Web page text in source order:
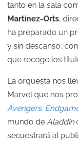
tanto en la sala
Martínez-Orts,
ha preparado un
y sin descanso,
que recoge los
La orquesta nos
Marvel que nos
Avengers:
mundo de Aladdín
secuestrará al